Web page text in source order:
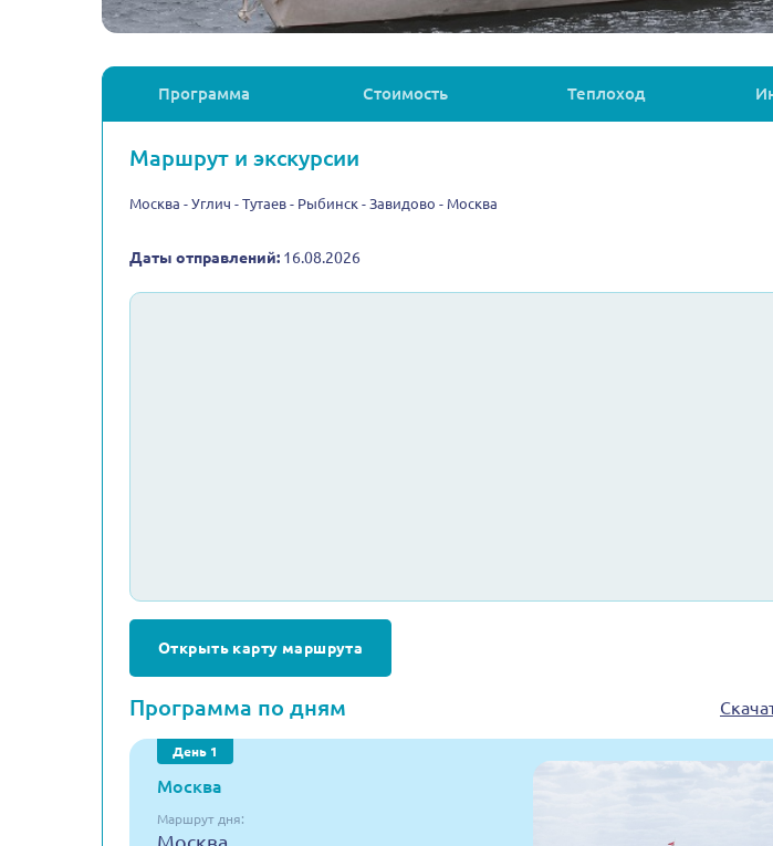
Программа Стоимость Теплоход
Маршрут и экскурсии
Москва - Углич - Тутаев - Рыбинск - Завидово - Москва
Даты отправлений: 16.08.2026
Открыть карту маршрута
Программа по дням
День 1
Москва
Маршрут дня:
Москва